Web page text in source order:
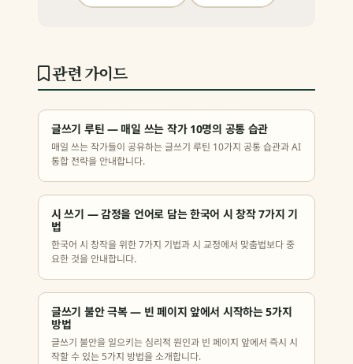
관련 가이드
글쓰기 루틴 — 매일 쓰는 작가 10명의 공통 습관
매일 쓰는 작가들이 공유하는 글쓰기 루틴 10가지 공통 습관과 AI
통합 전략을 안내합니다.
시 쓰기 — 감정을 언어로 담는 한국어 시 창작 7가지 기
법
한국어 시 창작을 위한 7가지 기법과 시 교정에서 맞춤법보다 중
요한 것을 안내합니다.
글쓰기 불안 극복 — 빈 페이지 앞에서 시작하는 5가지
방법
글쓰기 불안을 일으키는 심리적 원인과 빈 페이지 앞에서 즉시 시
작할 수 있는 5가지 방법을 소개합니다.